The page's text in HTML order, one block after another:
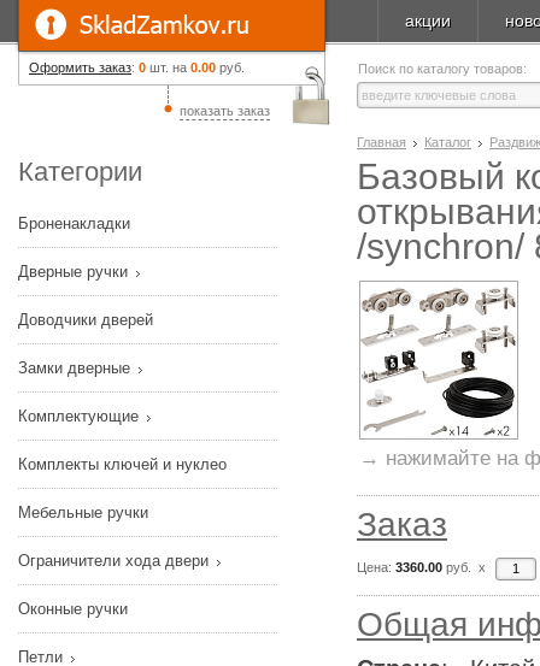
Оформить заказ: 0 шт. на 0.00 руб.
показать заказ
акции
Поиск по каталогу товаров:
Категории
Броненакладки
Дверные ручки
Доводчики дверей
Замки дверные
Комплектующие
Комплекты ключей и нуклео
Мебельные ручки
Ограничители хода двери
Оконные ручки
Петли
Главная Каталог
Базовый
/synchron/
→ нажимайте на
Заказ
Цена: 3360.00 руб. x
Общая